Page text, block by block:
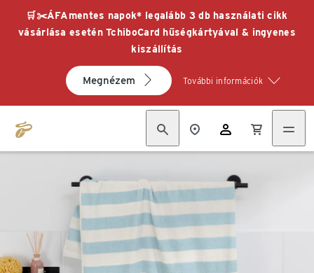
🛒✂️ÁFAmentes napok* legalább 3 db használati cikk
vásárlása esetén TchiboCard hűségkártyával & ingyenes
kiszállítás
Megnézem További információk